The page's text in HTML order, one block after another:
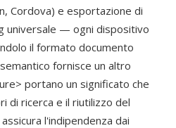
Cordova) e esportazione di
universale — ogni dispositivo
il formato documento
fornisce un altro
portano un significato che
di ricerca e il riutilizzo del
assicura l'indipendenza dai